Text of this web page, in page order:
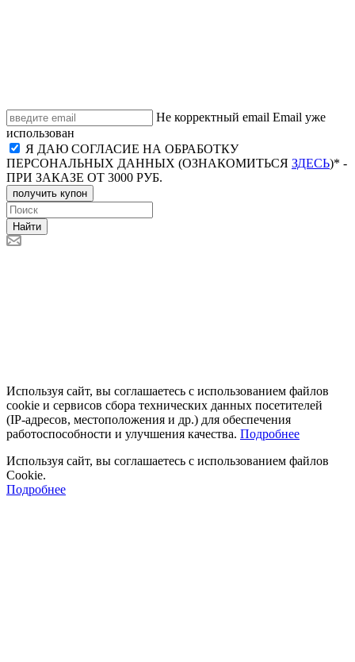
Не корректный email Email уже
использован
Я ДАЮ СОГЛАСИЕ НА ОБРАБОТКУ
ПЕРСОНАЛЬНЫХ ДАННЫХ (ОЗНАКОМИТЬСЯ ЗДЕСЬ)* -
ПРИ ЗАКАЗЕ ОТ 3000 РУБ.
получить купон
Найти
Используя сайт, вы соглашаетесь с использованием файлов
cookie и сервисов сбора технических данных посетителей
(IP‑адресов, местоположения и др.) для обеспечения
работоспособности и улучшения качества. Подробнее
Используя сайт, вы соглашаетесь с использованием файлов
Cookie.
Подробнее